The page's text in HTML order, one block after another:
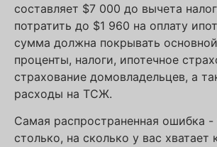
составляет $7 000 до вычета
потратить до $1 960 на оплату
сумма должна покрывать
проценты, налоги, ипотечное
страхование домовладельцев, а
расходы на ТСЖ.
Самая распространенная ошибка -
столько, на сколько у вас хватает